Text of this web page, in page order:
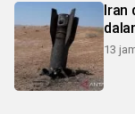
Iran
13